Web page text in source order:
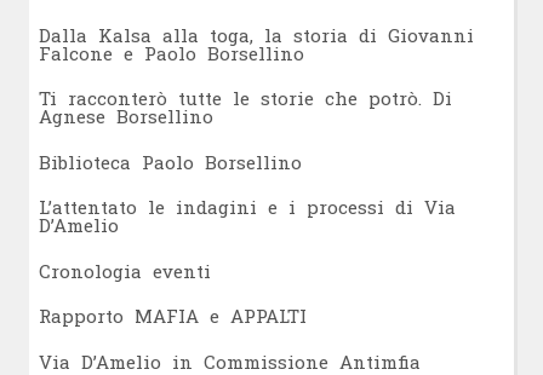
Dalla Kalsa alla toga, la storia di Giovanni
Falcone e Paolo Borsellino
Ti racconterò tutte le storie che potrò. Di
Agnese Borsellino
Biblioteca Paolo Borsellino
L’attentato le indagini e i processi di Via
D’Amelio
Cronologia eventi
Rapporto MAFIA e APPALTI
Via D’Amelio in Commissione Antimfia